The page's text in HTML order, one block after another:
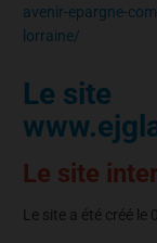
avenir-epargne-
lorraine/
Le site
Le site
Le site a été créé